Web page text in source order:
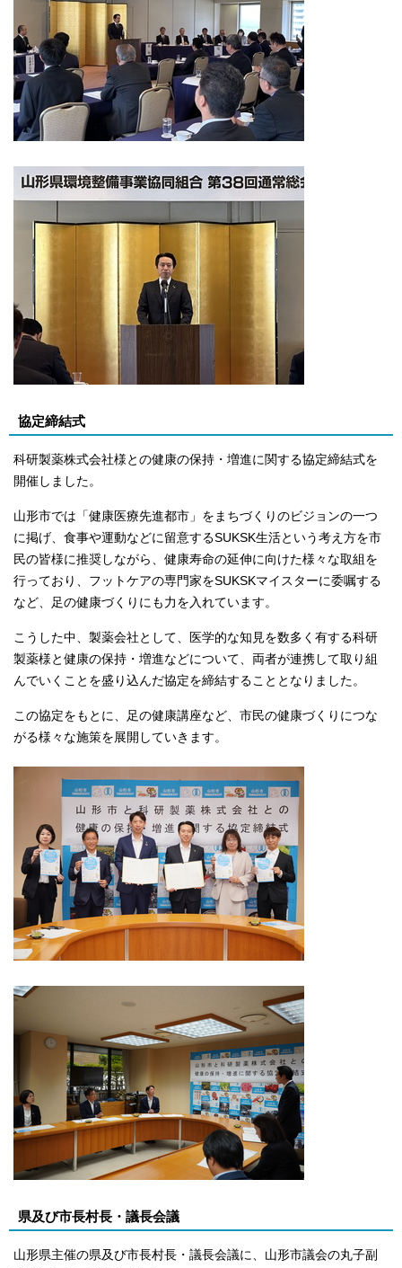
協定締結式
科研製薬株式会社様との健康の保持・増進に関する協定締結式を
開催しました。
山形市では「健康医療先進都市」をまちづくりのビジョンの一つ
に掲げ、食事や運動などに留意するSUKSK生活という考え方を市
民の皆様に推奨しながら、健康寿命の延伸に向けた様々な取組を
行っており、フットケアの専門家をSUKSKマイスターに委嘱する
など、足の健康づくりにも力を入れています。
こうした中、製薬会社として、医学的な知見を数多く有する科研
製薬様と健康の保持・増進などについて、両者が連携して取り組
んでいくことを盛り込んだ協定を締結することとなりました。
この協定をもとに、足の健康講座など、市民の健康づくりにつな
がる様々な施策を展開していきます。
県及び市長村長・議長会議
山形県主催の県及び市長村長・議長会議に、山形市議会の丸子副